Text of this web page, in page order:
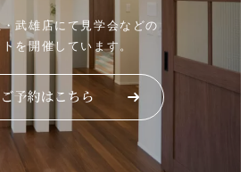
武雄店にて見学会などの
を開催しています。